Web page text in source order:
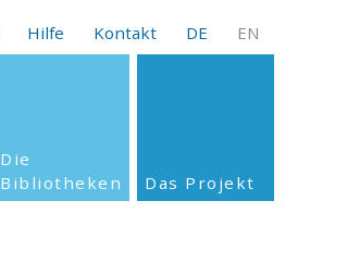
Hilfe Kontakt DE EN
Die
Bibliotheken
Das Projekt